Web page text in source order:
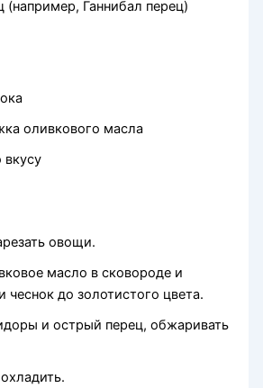
(например, Ганнибал перец)
оливкового масла
вкусу
овощи.
масло в сковороде и
чеснок до золотистого цвета.
и острый перец, обжаривать